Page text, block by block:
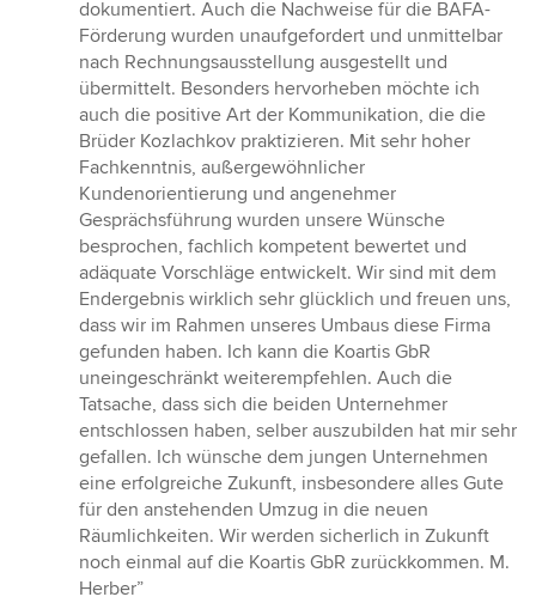
dokumentiert. Auch die Nachweise für die BAFA-
Förderung wurden unaufgefordert und unmittelbar
nach Rechnungsausstellung ausgestellt und
übermittelt. Besonders hervorheben möchte ich
auch die positive Art der Kommunikation, die die
Brüder Kozlachkov praktizieren. Mit sehr hoher
Fachkenntnis, außergewöhnlicher
Kundenorientierung und angenehmer
Gesprächsführung wurden unsere Wünsche
besprochen, fachlich kompetent bewertet und
adäquate Vorschläge entwickelt. Wir sind mit dem
Endergebnis wirklich sehr glücklich und freuen uns,
dass wir im Rahmen unseres Umbaus diese Firma
gefunden haben. Ich kann die Koartis GbR
uneingeschränkt weiterempfehlen. Auch die
Tatsache, dass sich die beiden Unternehmer
entschlossen haben, selber auszubilden hat mir sehr
gefallen. Ich wünsche dem jungen Unternehmen
eine erfolgreiche Zukunft, insbesondere alles Gute
für den anstehenden Umzug in die neuen
Räumlichkeiten. Wir werden sicherlich in Zukunft
noch einmal auf die Koartis GbR zurückkommen. M.
Herber”